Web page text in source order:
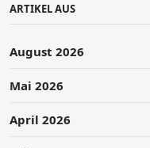
ARTIKEL AUS
August 2026
Mai 2026
April 2026